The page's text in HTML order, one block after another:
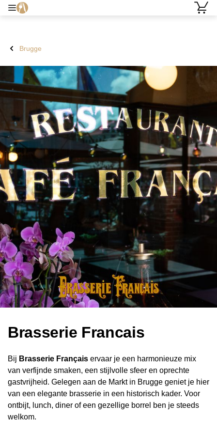
Brugge
Brasserie Francais
Bij Brasserie Français ervaar je een harmonieuze mix
van verfijnde smaken, een stijlvolle sfeer en oprechte
gastvrijheid. Gelegen aan de Markt in Brugge geniet je hier
van een elegante brasserie in een historisch kader. Voor
ontbijt, lunch, diner of een gezellige borrel ben je steeds
welkom.